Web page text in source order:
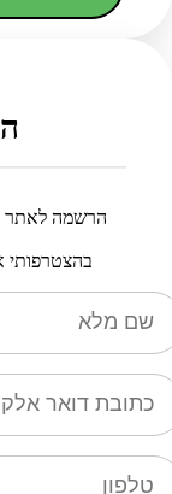
הרשמה לאתר
בהצטרפותי